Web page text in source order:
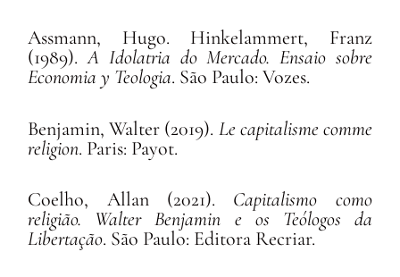
Assmann, Hugo. Hinkelammert, Franz
(1989).A Idolatria do Mercado.Ensaio sobre
Economia y Teologia. São Paulo: Vozes.
Benjamin, Walter (2019). Le capitalisme comme
religion. Paris: Payot.
Coelho, Allan (2021). Capitalismo como
religião. Walter Benjamin e os Teólogos da
Libertação. São Paulo: Editora Recriar.